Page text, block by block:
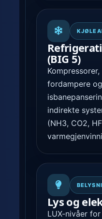
(BIG 5)
fordampere og
indirekte
(NH3, CO2,
Lys og
LUX-nivåer